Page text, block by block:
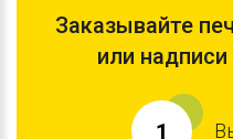
Заказывайте
или
1